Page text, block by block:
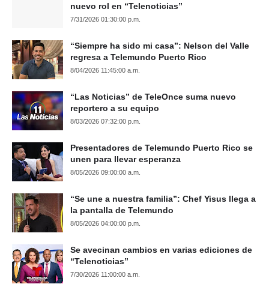
nuevo rol en “Telenoticias”
7/31/2026 01:30:00 p.m.
“Siempre ha sido mi casa”: Nelson del Valle
regresa a Telemundo Puerto Rico
8/04/2026 11:45:00 a.m.
“Las Noticias” de TeleOnce suma nuevo
reportero a su equipo
8/03/2026 07:32:00 p.m.
Presentadores de Telemundo Puerto Rico se
unen para llevar esperanza
8/05/2026 09:00:00 a.m.
“Se une a nuestra familia”: Chef Yisus llega a
la pantalla de Telemundo
8/05/2026 04:00:00 p.m.
Se avecinan cambios en varias ediciones de
“Telenoticias”
7/30/2026 11:00:00 a.m.